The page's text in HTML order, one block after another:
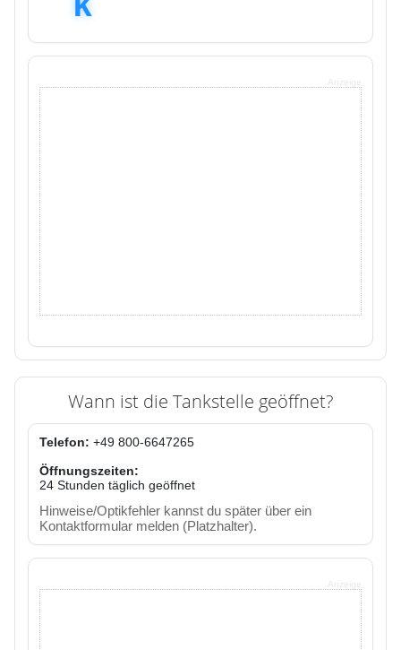
Wann ist die Tankstelle geöffnet?
Telefon: +49 800-6647265
Öffnungszeiten:
24 Stunden täglich geöffnet
Hinweise/Optikfehler kannst du später über ein
Kontaktformular melden (Platzhalter).